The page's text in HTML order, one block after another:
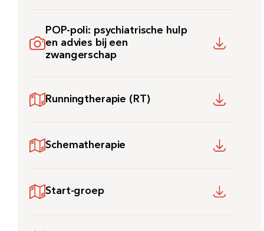
POP-poli: psychiatrische hulp
en advies bij een
zwangerschap
Runningtherapie (RT)
Schematherapie
Start-groep